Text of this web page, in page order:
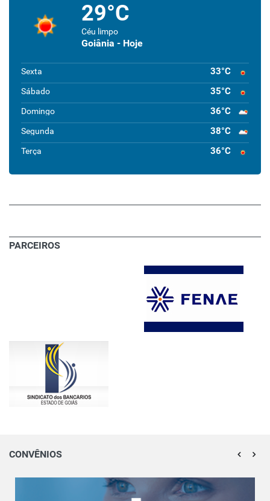
29°C
Céu limpo
Goiânia - Hoje
Sexta 33°C
Sábado 35°C
Domingo 36°C
Segunda 38°C
Terça 36°C
PARCEIROS
CONVÊNIOS